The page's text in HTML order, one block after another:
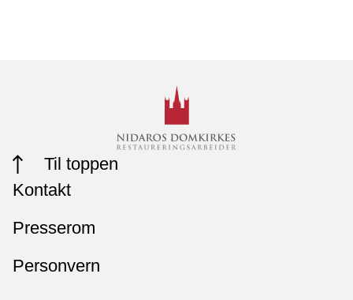
Kontakt
Presserom
Personvern
Til toppen